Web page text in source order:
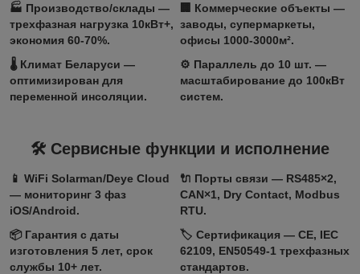
🏭 Производство/склады —
трехфазная нагрузка 10кВт+,
экономия 60-70%.
Коммерческие объекты —
заводы, супермаркеты,
офисы 1000-3000м².
🌡️ Климат Беларуси —
оптимизирован для
переменной инсоляции.
⚙️ Параллель до 10 шт. —
масштабирование до 100кВт
систем.
🛠️ Сервисные функции и исполнение
📱 WiFi Solarman/Deye Cloud
— мониторинг 3 фаз
iOS/Android.
🔌 Порты связи — RS485×2,
CAN×1, Dry Contact, Modbus
RTU.
📦 Гарантия с даты
изготовления 5 лет, срок
службы 10+ лет.
🏷️ Сертификация — CE, IEC
62109, EN50549-1 трехфазных
стандартов.